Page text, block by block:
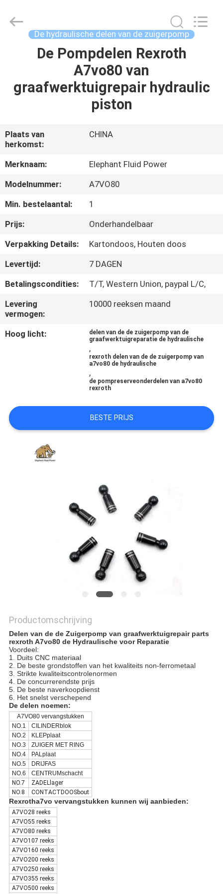
PRODUCTEN
ONS
FABRIEKSREIS
KWALITEITSCONTROLE
CONTACTEER
ONS
NIEUWS
GEVALLEN
SITEMAP
Fluid
Power
De hydraulische delen van de zuigerpomp
De Pompdelen Rexroth
A7vo80 van
graafwerktuigrepair hydraulic
piston
Plaats van
herkomst:
CHINA
Merknaam:
Elephant Fluid Power
Modelnummer:
A7VO80
Min. bestelaantal:
1
Prijs:
Onderhandelbaar
Verpakking Details:
Kartondoos, Houten doos
Levertijd:
7 DAGEN
Betalingscondities:
T/T, Western Union, paypal L/C,
Levering
vermogen:
10000 reeksen maand
Hoog licht:
delen van de de zuigerpomp van de
graafwerktuigreparatie de hydraulische
,
rexroth delen van de de zuigerpomp van
a7vo80 de hydraulische
,
de pompreserveonderdelen van a7vo80
rexroth
BESTE PRIJS
Productomschrijving
Delen van de de Zuigerpomp van graafwerktuigrepair parts
rexroth A7vo80 de Hydraulische voor Reparatie
Voordeel:
1. Duits CNC materiaal
2. De beste grondstoffen van het kwaliteits non-ferrometaal
3. Strikte kwaliteitscontrolenormen
4. De concurrerendste prijs
5. De beste naverkoopdienst
6. Het snelst verschepend
De delen noemen:
A7VO80 vervangstukken
NO.1
CILINDERblok
NO.2
KLEPplaat
NO.3
ZUIGER MET RING
NO.4
PALplaat
NO.5
DRIJFAS
NO.6
CENTRUMschacht
NO.7
ZADELlager
NO.8
CONTACTDOOSbout
Rexrotha7vo vervangstukken kunnen wij aanbieden:
A7VO28 reeks
A7VO55 reeks
A7VO80 reeks
A7VO107 reeks
A7VO160 reeks
A7VO200 reeks
A7VO250 reeks
A7VO355 reeks
A7VO500 reeks